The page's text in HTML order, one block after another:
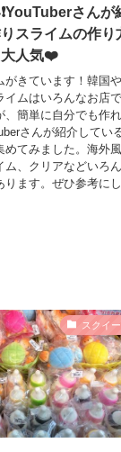
さんが
スライムの作り
大人気❤️
がきています！韓国
ムはいろんなお店
、簡単に自分でも作
さんが紹介してい
てみました。海外風
ム、クリアなどいろ
ります。ぜひ参考に
スクイ